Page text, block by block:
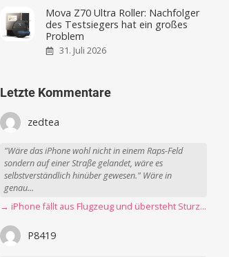
Mova Z70 Ultra Roller: Nachfolger
des Testsiegers hat ein großes
Problem
31. Juli 2026
Letzte Kommentare
zedtea
"Wäre das iPhone wohl nicht in einem Raps-Feld
sondern auf einer Straße gelandet, wäre es
selbstverständlich hinüber gewesen." Wäre in
genau...
→ iPhone fällt aus Flugzeug und übersteht Sturz unbeschadet
P8419